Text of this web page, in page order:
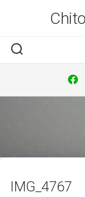
IMG_4767